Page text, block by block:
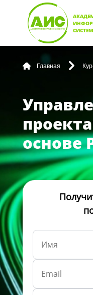
СИСТЕМ
Главная
основе